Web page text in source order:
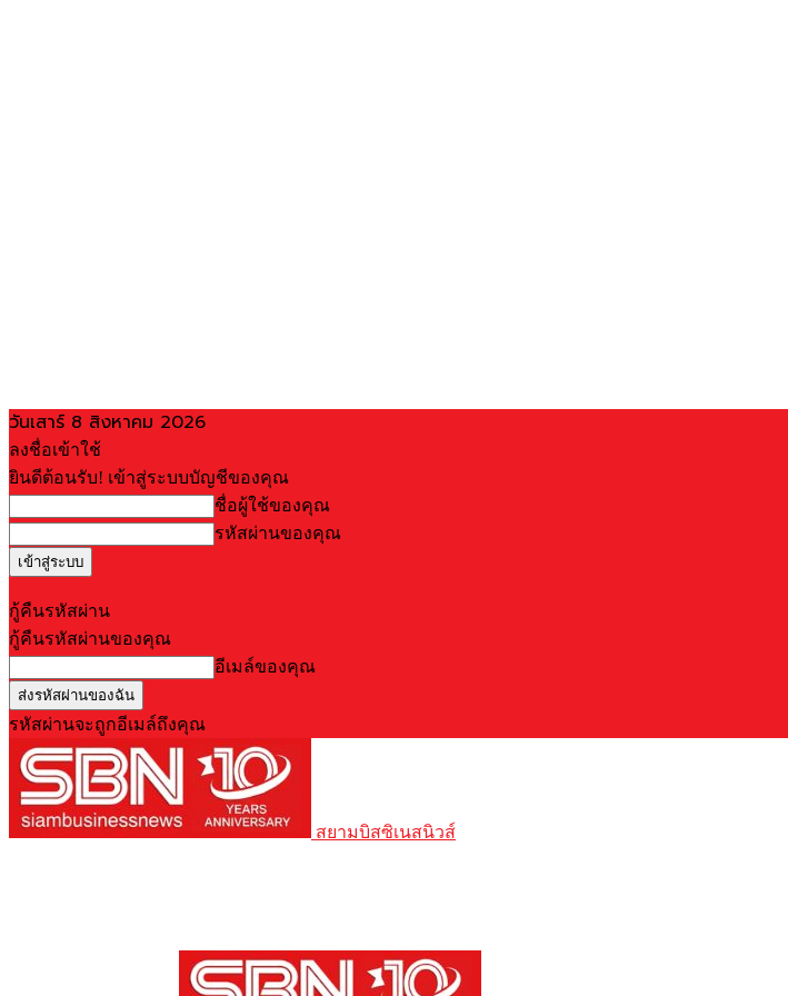
วันเสาร์ 8 สิงหาคม 2026
ลงชื่อเข้าใช้
ยินดีต้อนรับ! เข้าสู่ระบบบัญชีของคุณ
ชื่อผู้ใช้ของคุณ
รหัสผ่านของคุณ
กู้คืนรหัสผ่าน
กู้คืนรหัสผ่านของคุณ
อีเมล์ของคุณ
รหัสผ่านจะถูกอีเมล์ถึงคุณ
สยามบิสซิเนสนิวส์